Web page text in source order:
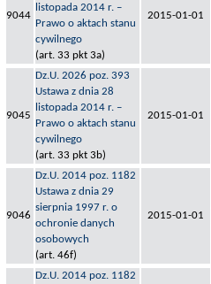
9044
listopada 2014 r. –
Prawo o aktach stanu
cywilnego
(art. 33 pkt 3a)
2015-01-01
9045
Dz.U. 2026 poz. 393
Ustawa z dnia 28
listopada 2014 r. –
Prawo o aktach stanu
cywilnego
(art. 33 pkt 3b)
2015-01-01
9046
Dz.U. 2014 poz. 1182
Ustawa z dnia 29
sierpnia 1997 r. o
ochronie danych
osobowych
(art. 46f)
2015-01-01
Dz.U. 2014 poz. 1182